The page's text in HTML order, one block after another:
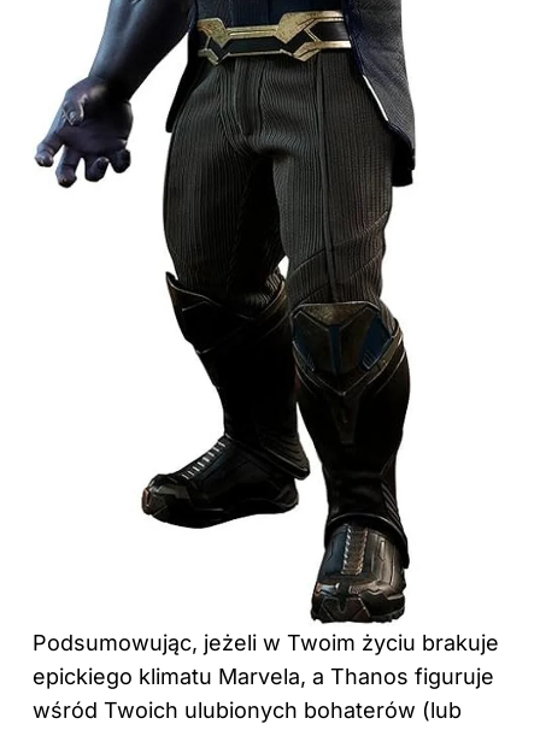
Podsumowując, jeżeli w Twoim życiu brakuje
epickiego klimatu Marvela, a Thanos figuruje
wśród Twoich ulubionych bohaterów (lub